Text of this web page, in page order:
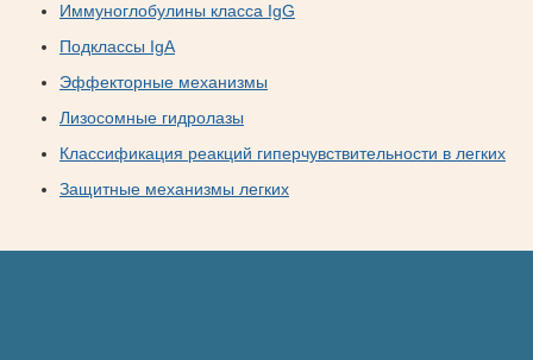
Иммуноглобулины класса IgG
Подклассы IgA
Эффекторные механизмы
Лизосомные гидролазы
Классификация реакций гиперчувствительности в легких
Защитные механизмы легких